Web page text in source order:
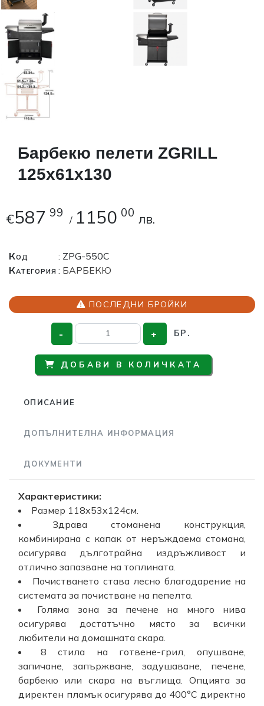
Барбекю пелети ZGRILL
125х61х130
€587 99
/ 1150 00 лв.
Код
: ZPG-550C
Категория : БАРБЕКЮ
ПОСЛЕДНИ БРОЙКИ
- + БР.
ДОБАВИ В КОЛИЧКАТА
ОПИСАНИЕ
ДОПЪЛНИТЕЛНА ИНФОРМАЦИЯ
ДОКУМЕНТИ
Характеристики:
Размер 118x53x124cм.
Здрава стоманена конструкция,
комбинирана с капак от неръждаема стомана,
осигурява дълготрайна издръжливост и
отлично запазване на топлината.
Почистването става лесно благодарение на
системата за почистване на пепелта.
Голяма зона за печене на много нива
осигурява достатъчно място за всички
любители на домашната скара.
8 стила на готвене-грил, опушване,
запичане, запържване, задушаване, печене,
барбекю или скара на въглища. Опцията за
директен пламък осигурява до 400°C директно